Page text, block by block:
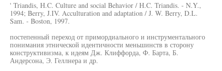
' Triandis, H.C. Culture and social Behavior / H.C. Triandis. - N.Y.,
1994; Berry, J.IV. Acculturation and adaptation / J. W. Berry, D.L.
Sam. - Boston, 1997.
постепенный переход от примордиального и инструментального
понимания этнической идентичности меньшинств в сторону
конструктивизма, к идеям Дж. Клиффорда, Ф. Барта, Б.
Андерсона, Э. Геллнера и др.